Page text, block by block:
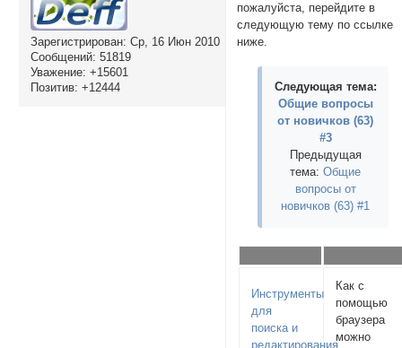
Зарегистрирован: Ср, 16 Июн 2010
Сообщений: 51819
Уважение: +15601
Позитив: +12444
пожалуйста, перейдите в
следующую тему по ссылке
ниже.
Следующая тема:
Общие вопросы
от новичков (63)
#3
Предыдущая
тема:Общие
вопросы от
новичков (63) #1
Инструменты
для
поиска и
редактирования
Как с
помощью
браузера
можно